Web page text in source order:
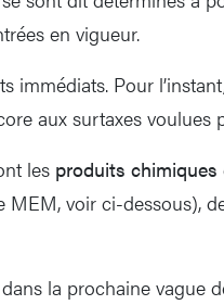
en vigueur.
Pour
aux surtaxes voulues
les produits chimiques
MEM, voir ci-dessous),
la prochaine vague